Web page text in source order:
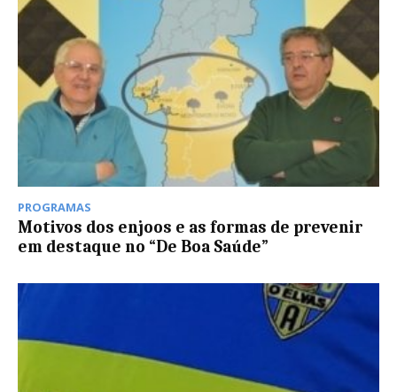
PROGRAMAS
Motivos dos enjoos e as formas de prevenir
em destaque no “De Boa Saúde”